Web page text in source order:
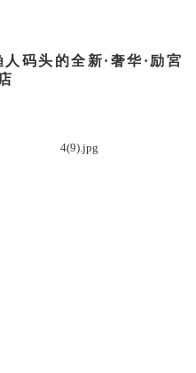
码头的全新·奢华·励宮